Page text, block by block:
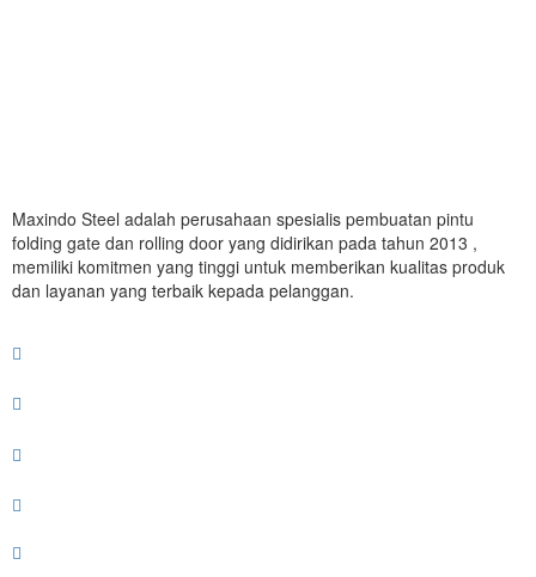
Maxindo Steel adalah perusahaan spesialis pembuatan pintu
folding gate dan rolling door yang didirikan pada tahun 2013 ,
memiliki komitmen yang tinggi untuk memberikan kualitas produk
dan layanan yang terbaik kepada pelanggan.